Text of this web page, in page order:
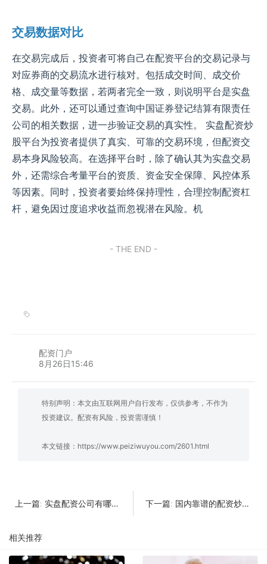
交易数据对比
在交易完成后，投资者可将自己在配资平台的交易记录与
对应券商的交易流水进行核对。包括成交时间、成交价
格、成交量等数据，若两者完全一致，则说明平台是实盘
交易。此外，还可以通过查询中国证券登记结算有限责任
公司的相关数据，进一步验证交易的真实性。 实盘配资炒
股平台为投资者提供了真实、可靠的交易环境，但配资交
易本身风险较高。在选择平台时，除了确认其为实盘交易
外，还需综合考量平台的资质、资金安全保障、风控体系
等因素。同时，投资者要始终保持理性，合理控制配资杠
杆，避免因过度追求收益而忽视潜在风险。机
- THE END -
配资门户
8月26日15:46
特别声明：本文由互联网用户自行发布，仅供参考，不作为
投资建议。配资有风险，投资需谨慎！
本文链接： https://www.peiziwuyou.com/2601.html
上一篇: 实盘配资公司有哪些？2025年合规平台权威榜单与避坑指南 下一篇: 国内靠谱的配资炒股平台
相关推荐